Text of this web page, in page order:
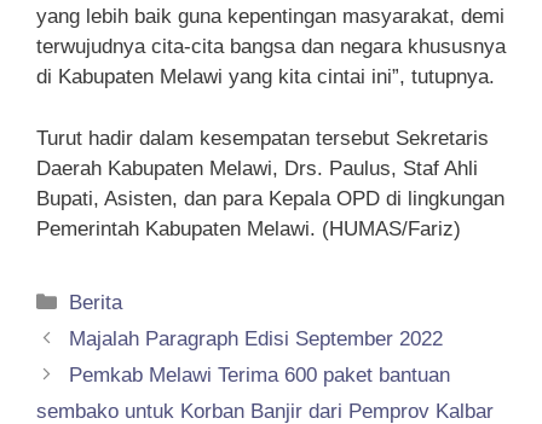
yang lebih baik guna kepentingan masyarakat, demi
terwujudnya cita-cita bangsa dan negara khususnya
di Kabupaten Melawi yang kita cintai ini”, tutupnya.
Turut hadir dalam kesempatan tersebut Sekretaris
Daerah Kabupaten Melawi, Drs. Paulus, Staf Ahli
Bupati, Asisten, dan para Kepala OPD di lingkungan
Pemerintah Kabupaten Melawi. (HUMAS/Fariz)
Kategori
Berita
Majalah Paragraph Edisi September 2022
Pemkab Melawi Terima 600 paket bantuan
sembako untuk Korban Banjir dari Pemprov Kalbar